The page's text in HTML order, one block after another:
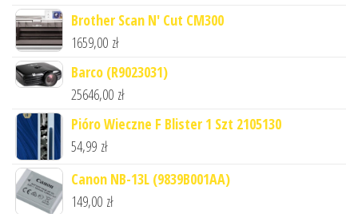
Brother Scan N' Cut CM300
1659,00 zł
Barco (R9023031)
25646,00 zł
Pióro Wieczne F Blister 1 Szt 2105130
54,99 zł
Canon NB-13L (9839B001AA)
149,00 zł